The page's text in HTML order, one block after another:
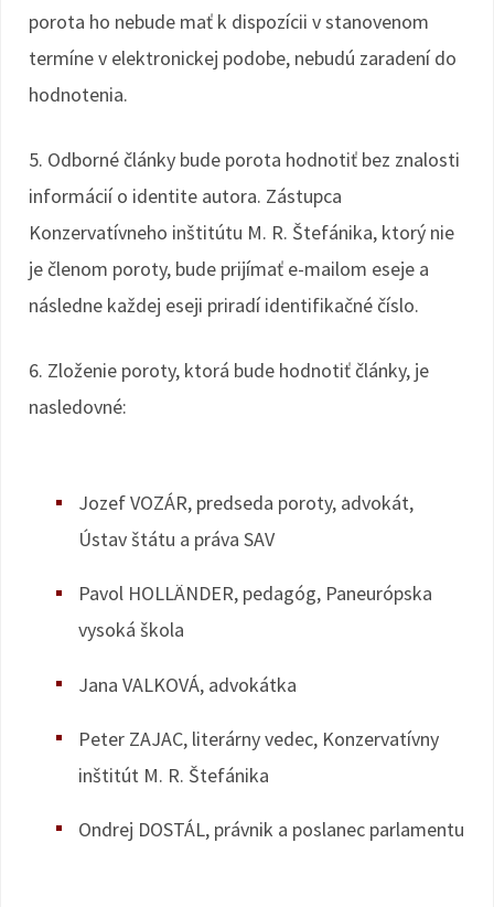
porota ho nebude mať k dispozícii v stanovenom
termíne v elektronickej podobe, nebudú zaradení do
hodnotenia.
5. Odborné články bude porota hodnotiť bez znalosti
informácií o identite autora. Zástupca
Konzervatívneho inštitútu M. R. Štefánika, ktorý nie
je členom poroty, bude prijímať e-mailom eseje a
následne každej eseji priradí identifikačné číslo.
6. Zloženie poroty, ktorá bude hodnotiť články, je
nasledovné:
Jozef VOZÁR, predseda poroty, advokát,
Ústav štátu a práva SAV
Pavol HOLLÄNDER, pedagóg, Paneurópska
vysoká škola
Jana VALKOVÁ, advokátka
Peter ZAJAC, literárny vedec, Konzervatívny
inštitút M. R. Štefánika
Ondrej DOSTÁL, právnik a poslanec parlamentu